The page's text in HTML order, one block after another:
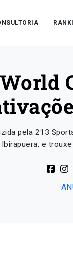
pela 213
Ibirapuera, e